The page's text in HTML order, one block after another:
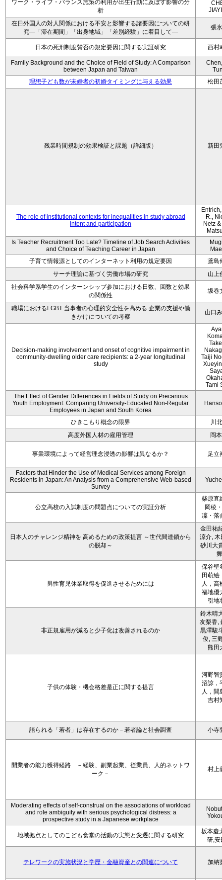
ワーク・ライフ・バランス施策の利用が出生行動に及ぼす影響の分
析
在日外国人の対人関係における不安と影響する諸要因についての研
究―「滞在期間」「出身地域」「差別経験」に着目して―
張
日本の死刑制度賛否の規定要因に関する実証研究 西村
Family Background and the Choice of Field of Study: A Comparison
between Japan and Taiwan
理想子ども数が未婚者の初婚タイミングに与える効果
松田
残業時間規制の効果検証と課題（詳細版） 新田
The role of institutional contexts for inequalities in study abroad
intent and participation
R.,
Netz
Is Teacher Recruitment Too Late? Timeline of Job Search Activities
and Choice of Teaching Career in Japan
子育て情報源としてのインターネット利用の規定要因
鳶島
サーチ理論に基づく労働市場の研究
山上
社会科学系学生のインターンシップ参加における日数、回数と効果
の関係性
坂巻
職場におけるLGBT 当事者の心理的安全性を高める 企業の支援や働
きかけについての考察
山口
Decision-making involvement and onset of cognitive impairment in
community-dwelling older care recipients: a 2-year longitudinal
study
Taiji
Tami
The Effect of Gender Differences in Fields of Study on Precarious
Youth Employment: Comparing University-Educated Non-Regular
Employees in Japan and South Korea
ひきこもり概念の限界
川
高度外国人材の雇用管理
岡
事業環境によって経営理念浸透の影響は異なるか？ 足立
Factors that Hinder the Use of Medical Services among Foreign
Residents in Japan: An Analysis from a Comprehensive Web-based
Survey
公立高校の入試制度の問題点についての実証分析
柴原直
岡稜
凜・落
日本人のチャレンジ精神を 高めるための政策提言 ～世代間連鎖から
の脱却～
金田祐
涼介, 木
砂川大
舞
男性育児休業取得を促進させるためには
保谷聖
田萌絵
人，高
福地優
引地
非正規雇用が減ると少子化は改善されるのか
鈴木晴
友梨香,
黒澤駿
俊, 三
熊田
子供の体験・機会格差是正に関する提言
河野智
沼諒，
人，間
吉村
語られる「若者」は存在するのか－若者論と社会調査 小寺
開業者の能力獲得経路 －経験、副業起業、従業員、人的ネットワ
ーク－
村上
Moderating effects of self-construal on the associations of workload
and role ambiguity with serious psychological distress: a
prospective study in a Japanese workplace
地域拠点としてのこども食堂の活動の実態と変遷に関する研究
坂本慶
研,安
テレワークの実施状況と学歴・金融資産との関連について 加納